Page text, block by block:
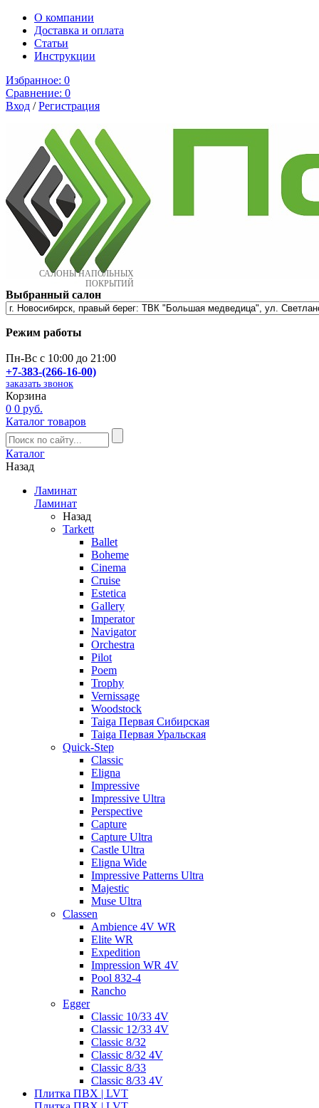
О компании
Доставка и оплата
Cтатьи
Инструкции
Избранное: 0
Сравнение: 0
Вход /Регистрация
САЛОНЫ НАПОЛЬНЫХ
ПОКРЫТИЙ
Выбранный салон
Режим работы
Пн-Вс с 10:00 до 21:00
+7-383-(266-16-00)
заказать звонок
Корзина
0 0 руб.
Каталог товаров
Каталог
Назад
Ламинат
Ламинат
Назад
Tarkett
Ballet
Boheme
Cinema
Cruise
Estetica
Gallery
Imperator
Navigator
Orchestra
Pilot
Poem
Trophy
Vernissage
Woodstock
Taiga Первая Сибирская
Taiga Первая Уральская
Quick-Step
Classic
Eligna
Impressive
Impressive Ultra
Perspective
Capture
Capture Ultra
Castle Ultra
Eligna Wide
Impressive Patterns Ultra
Majestic
Muse Ultra
Classen
Ambience 4V WR
Elite WR
Expedition
Impression WR 4V
Pool 832-4
Rancho
Egger
Classic 10/33 4V
Classic 12/33 4V
Classic 8/32
Classic 8/32 4V
Classic 8/33
Classic 8/33 4V
Плитка ПВХ | LVT